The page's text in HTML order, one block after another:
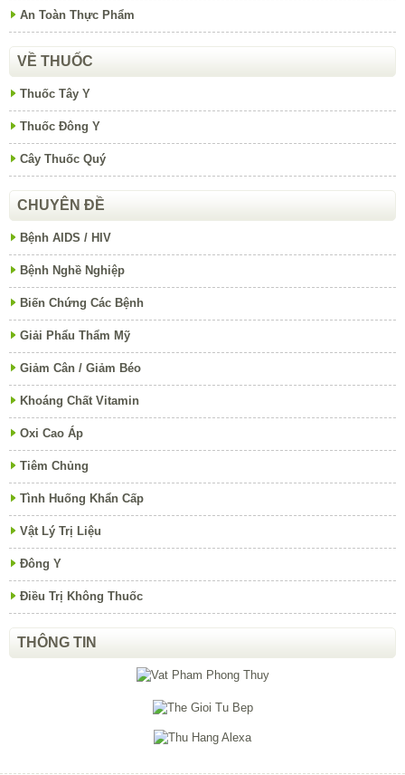
An Toàn Thực Phẩm
VỀ THUỐC
Thuốc Tây Y
Thuốc Đông Y
Cây Thuốc Quý
CHUYÊN ĐỀ
Bệnh AIDS / HIV
Bệnh Nghề Nghiệp
Biến Chứng Các Bệnh
Giải Phẩu Thẩm Mỹ
Giảm Cân / Giảm Béo
Khoáng Chất Vitamin
Oxi Cao Áp
Tiêm Chủng
Tình Huống Khẩn Cấp
Vật Lý Trị Liệu
Đông Y
Điều Trị Không Thuốc
THÔNG TIN